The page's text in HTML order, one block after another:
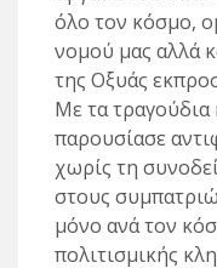
όλο τον κόσμο,
νομού μας αλλά
της Οξυάς
Με τα
παρουσίασε
χωρίς τη
στους
μόνο ανά τον
πολιτισμικής